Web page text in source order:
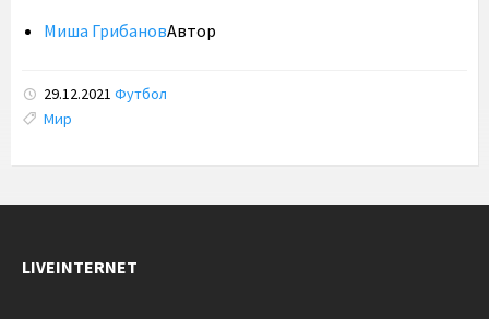
Миша ГрибановАвтор
29.12.2021 Футбол
Tags:
Мир
LIVEINTERNET